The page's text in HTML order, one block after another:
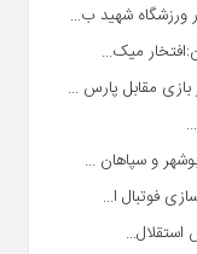
ورزشگاه شهید ب...
میک...
مقابل پارس ...
و سپاهان ...
فوتبال ا...
استقلال...